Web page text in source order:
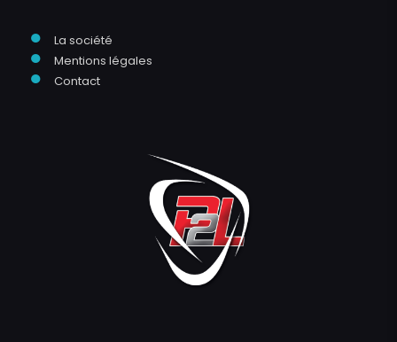
● La société
● Mentions légales
● Contact